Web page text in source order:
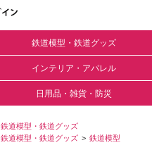
鉄道模型・鉄道グッズ
インテリア・アパレル
日用品・雑貨・防災
鉄道模型・鉄道グッズ
鉄道模型・鉄道グッズ
鉄道模型